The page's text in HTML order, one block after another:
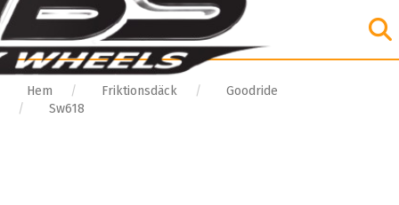
Hem Friktionsdäck
Goodride
Sw618